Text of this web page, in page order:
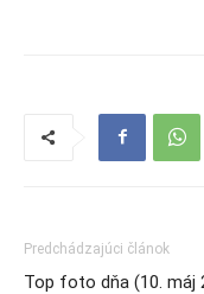
Predchádzajúci článok
Top foto dňa (10. máj